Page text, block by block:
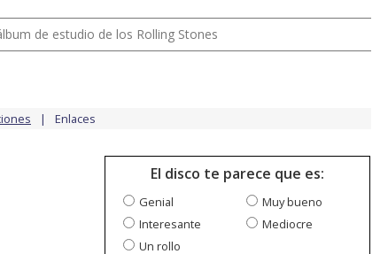
de estudio de los Rolling Stones
Enlaces
El disco te parece que es:
Genial
Muy bueno
Interesante
Mediocre
Un rollo